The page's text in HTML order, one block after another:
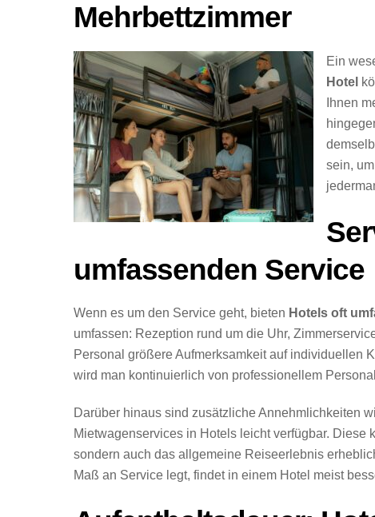
Mehrbettzimmer
Ein
Hotel
Ihnen
sein,
umfassenden Service
Wenn es um den Service geht, bieten Hotels oft
umfassen: Rezeption rund um die Uhr,
Personal größere Aufmerksamkeit auf individuellen
wird man kontinuierlich von professionellem
Darüber hinaus sind zusätzliche Annehmlichkeiten
Mietwagenservices in Hotels leicht verfügbar.
sondern auch das allgemeine Reiseerlebnis
Maß an Service legt, findet in einem Hotel meist